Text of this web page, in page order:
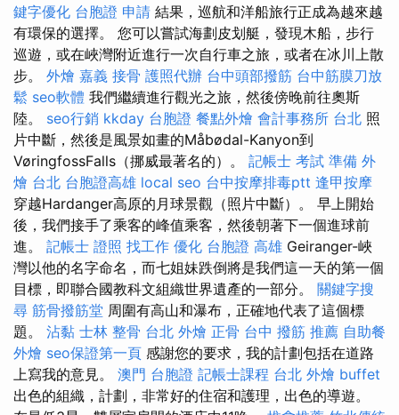
鍵字優化 台胞證 申請 結果，巡航和洋船旅行正成為越來越
有環保的選擇。 您可以嘗試海劃皮划艇，發現木船，步行
巡遊，或在峽灣附近進行一次自行車之旅，或者在冰川上散
步。 外燴 嘉義 接骨 護照代辦 台中頭部撥筋 台中筋膜刀放
鬆 seo軟體 我們繼續進行觀光之旅，然後傍晚前往奧斯
陸。 seo行銷 kkday 台胞證 餐點外燴 會計事務所 台北 照
片中斷，然後是風景如畫的Måbødal-Kanyon到
VøringfossFalls（挪威最著名的）。 記帳士 考試 準備 外
燴 台北 台胞證高雄 local seo 台中按摩排毒ptt 逢甲按摩
穿越Hardanger高原的月球景觀（照片中斷）。 早上開始
後，我們接手了乘客的峰值乘客，然後朝著下一個進球前
進。 記帳士 證照 找工作 優化 台胞證 高雄 Geiranger-峽
灣以他的名字命名，而七姐妹跌倒將是我們這一天的第一個
目標，即聯合國教科文組織世界遺產的一部分。 關鍵字搜
尋 筋骨撥筋堂 周圍有高山和瀑布，正確地代表了這個標
題。 沾黏 士林 整骨 台北 外燴 正骨 台中 撥筋 推薦 自助餐
外燴 seo保證第一頁 感謝您的要求，我的計劃包括在道路
上寫我的意見。 澳門 台胞證 記帳士課程 台北 外燴 buffet
出色的組織，計劃，非常好的住宿和護理，出色的導遊。